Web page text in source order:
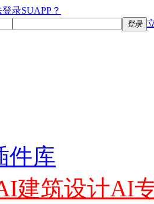
录SUAPP？
登录
件库
建筑设计AI